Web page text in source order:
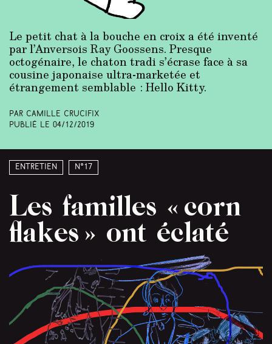
Le petit chat à la bouche en croix a été inventé
par l’Anversois Ray Goossens. Presque
octogénaire, le chaton tradi s’écrase face à sa
cousine japonaise ultra-marketée et
étrangement semblable : Hello Kitty.
Par Camille Crucifix
Publié le 04/12/2019
Entretien N°17
Les familles « corn
flakes » ont éclaté